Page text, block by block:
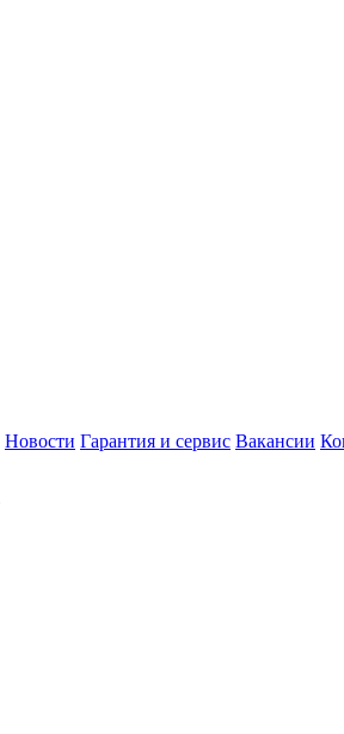
Новости Гарантия и сервис Вакансии